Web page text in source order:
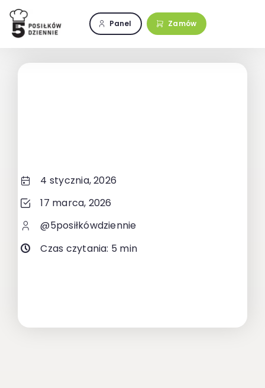
Przejdź
zawartości
Panel Zamów
4 stycznia, 2026
17 marca, 2026
@5posiłkówdziennie
Czas czytania: 5 min